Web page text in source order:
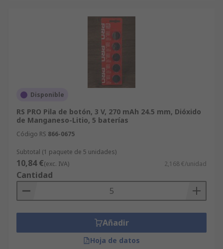
Disponible
RS PRO Pila de botón, 3 V, 270 mAh 24.5 mm, Dióxido
de Manganeso-Litio, 5 baterías
Código RS 866-0675
Subtotal (1 paquete de 5 unidades)
10,84 €(exc. IVA) 2,168 €/unidad
Cantidad
Añadir
Hoja de datos